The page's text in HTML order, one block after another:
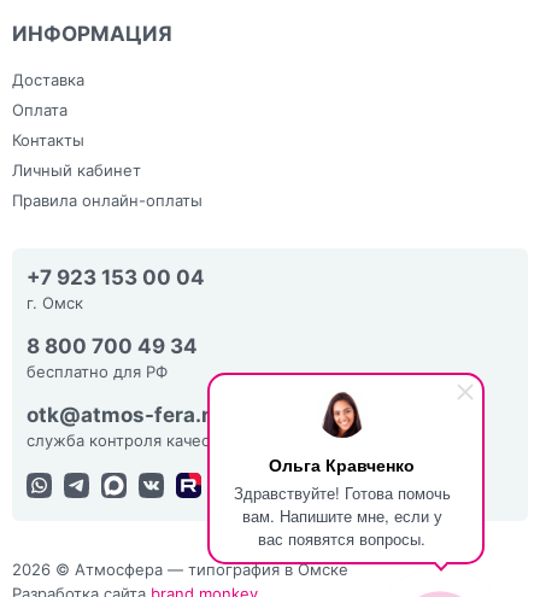
Ольга Кравченко
Здравствуйте! Готова помочь
вам. Напишите мне, если у
вас появятся вопросы.
ИНФОРМАЦИЯ
Доставка
Оплата
Контакты
Личный кабинет
Правила онлайн-оплаты
+7 923 153 00 04
г. Омск
8 800 700 49 34
бесплатно для РФ
otk@atmos-fera.ru
служба контроля качества
2026 © Атмосфера — типография в Омске
Разработка сайта brand monkey